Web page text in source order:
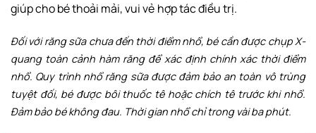
giúp cho bé thoải mải, vui vẻ hợp tác điều trị.
Đối với răng sữa chưa đến thời điểm nhổ, bé cần được chụp X-
quang toàn cảnh hàm răng để xác định chính xác thời điểm
nhổ. Quy trình nhổ răng sữa được đảm bảo an toàn vô trùng
tuyệt đối, bé được bôi thuốc tê hoặc chích tê trước khi nhổ.
Đảm bảo bé không đau. Thời gian nhổ chỉ trong vài ba phút.